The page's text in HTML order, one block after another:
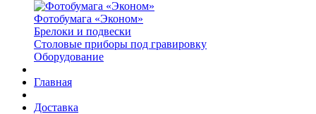
Фотобумага «Эконом»
Брелоки и подвески
Столовые приборы под гравировку
Оборудование
Главная
Доставка